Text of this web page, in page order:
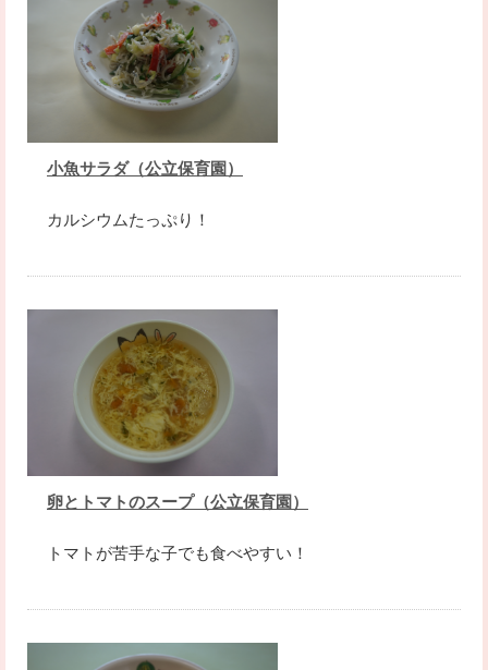
小魚サラダ（公立保育園）
カルシウムたっぷり！
卵とトマトのスープ（公立保育園）
トマトが苦手な子でも食べやすい！